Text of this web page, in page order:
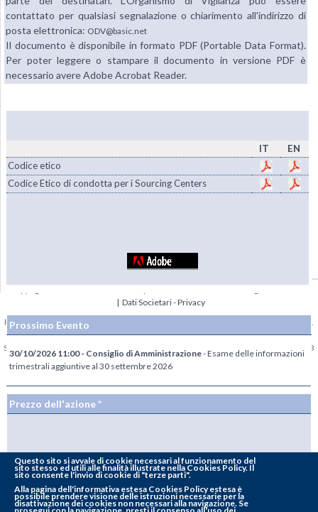
contattato per qualsiasi segnalazione o chiarimento all'indirizzo di
posta elettronica: ODV@basic.net
Il documento è disponibile in formato PDF (Portable Data Format).
Per poter leggere o stampare il documento in versione PDF è
necessario avere Adobe Acrobat Reader.
IT
EN
Codice etico
Codice Etico di condotta per i Sourcing Centers
Prossimo Evento
30/10/2026 11:00 - Consiglio di Amministrazione- Esame delle informazioni
trimestrali aggiuntive al 30 settembre 2026
Prezzo dell'azione *
Totale azioni del Capitale Sociale: 54.000.000
Totale diritti di voto:78.872.426
| Dati Societari - Privacy
Per la diffusione e lo stoccaggio delle Informazioni Regolamentate, BasicNet S.p.A.
ha scelto di avvalersi del sistema 1INFO,www.1info.it, gestito da Computershare
S.p.A. avente sede in Milano, via Lorenzo Mascheroni 19 e autorizzato da CONSOB
con delibera n. 18852 del 9 aprile 2014.
Questo sito si avvale di cookie necessari al funzionamento del
sito stesso ed utili alle finalità illustrate nella Cookies Policy. Il
sito consente l'invio di cookie di "terze parti".
Alla pagina dell'informativa estesa Cookies Policy estesa è
possibile prendere visione delle istruzioni necessarie per la
disattivazione dei cookies non necessari alla navigazione. Se